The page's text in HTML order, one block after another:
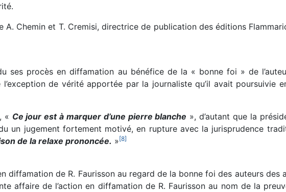
A. Chemin et T. Cremisi, directrice de publication des éditions
ses procès en diffamation au bénéfice de la « bonne foi » de
de vérité apportée par la journaliste qu’il avait poursuivie
« Ce jour est à marquer d’une pierre blanche », d’autant que la
un jugement fortement motivé, en rupture avec la jurisprudence
de la relaxe prononcée. »[8]
diffamation de R. Faurisson au regard de la bonne foi des auteurs des
affaire de l’action en diffamation de R. Faurisson au nom de la